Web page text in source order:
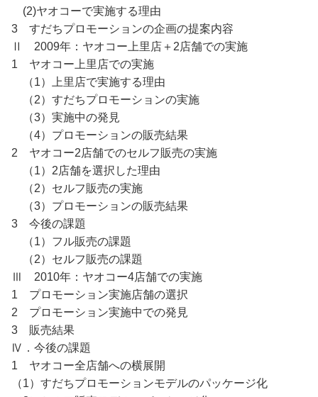
(2)ヤオコーで実施する理由
3 すだちプロモーションの企画の提案内容
Ⅱ 2009年：ヤオコー上里店＋2店舗での実施
1 ヤオコー上里店での実施
（1）上里店で実施する理由
（2）すだちプロモーションの実施
（3）実施中の発見
（4）プロモーションの販売結果
2 ヤオコー2店舗でのセルフ販売の実施
（1）2店舗を選択した理由
（2）セルフ販売の実施
（3）プロモーションの販売結果
3 今後の課題
（1）フル販売の課題
（2）セルフ販売の課題
Ⅲ 2010年：ヤオコー4店舗での実施
1 プロモーション実施店舗の選択
2 プロモーション実施中での発見
3 販売結果
Ⅳ．今後の課題
1 ヤオコー全店舗への横展開
（1）すだちプロモーションモデルのパッケージ化